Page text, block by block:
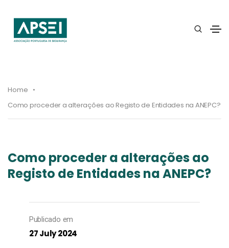
Home
Como proceder a alterações ao Registo de Entidades na ANEPC?
Como proceder a alterações ao
Registo de Entidades na ANEPC?
Publicado em
27 July 2024